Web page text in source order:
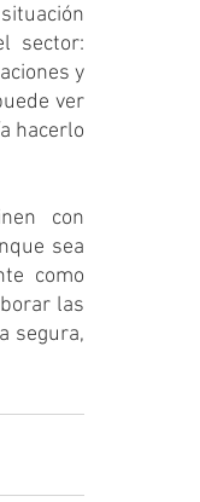
sector:
y
ver
hacerlo
con
sea
como
las
segura,